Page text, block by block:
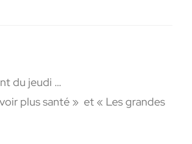
du jeudi …
plus santé » et « Les grandes